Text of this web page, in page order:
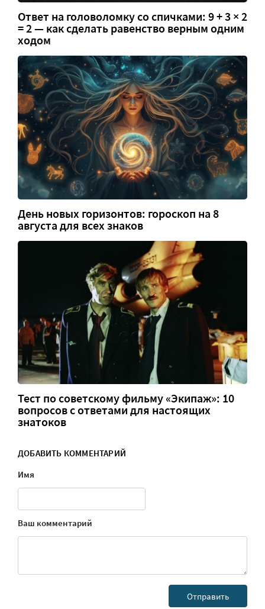
Ответ на головоломку со спичками: 9 + 3 × 2
= 2 — как сделать равенство верным одним
ходом
День новых горизонтов: гороскоп на 8
августа для всех знаков
Тест по советскому фильму «Экипаж»: 10
вопросов с ответами для настоящих
знатоков
ДОБАВИТЬ КОММЕНТАРИЙ
Имя
Ваш комментарий